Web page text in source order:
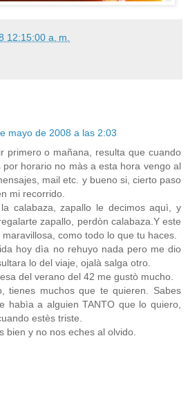
12:15:00 a. m.
mayo de 2008 a las 2:03
primero o mañana, resulta que cuando
horario no màs a esta hora vengo al
mail etc. y bueno si, cierto paso
mi recorrido.
calabaza, zapallo le decimos aquì, y
zapallo, perdòn calabaza.Y este
como todo lo que tu haces.
hoy dìa no rehuyo nada pero me dio
lo del viaje, ojalà salga otro.
del verano del 42 me gustò mucho.
tienes muchos que te quieren. Sabes
habìa a alguien TANTO que lo quiero,
estès triste.
bien y no nos eches al olvido.